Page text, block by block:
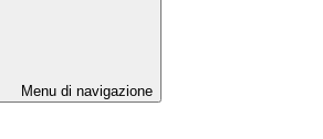
Menu di navigazione